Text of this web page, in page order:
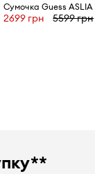
Сумочка Guess ASLIA
2699 грн 5599 грн